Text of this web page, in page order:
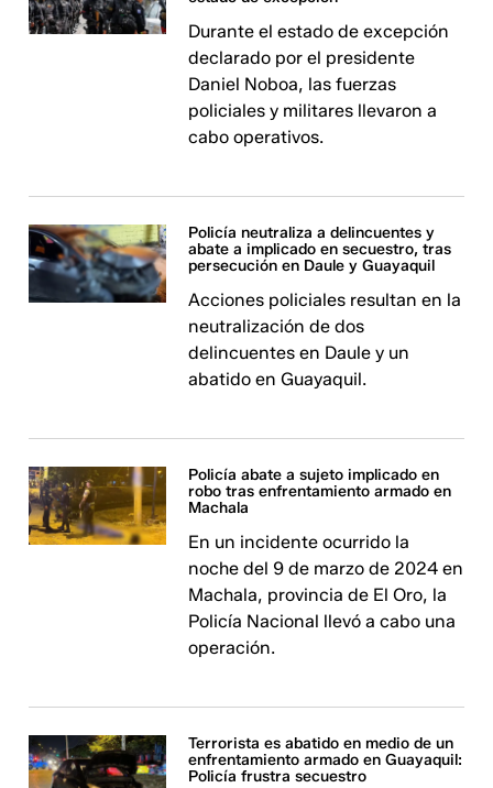
Durante el estado de excepción
declarado por el presidente
Daniel Noboa, las fuerzas
policiales y militares llevaron a
cabo operativos.
Policía neutraliza a delincuentes y
abate a implicado en secuestro, tras
persecución en Daule y Guayaquil
Acciones policiales resultan en la
neutralización de dos
delincuentes en Daule y un
abatido en Guayaquil.
Policía abate a sujeto implicado en
robo tras enfrentamiento armado en
Machala
En un incidente ocurrido la
noche del 9 de marzo de 2024 en
Machala, provincia de El Oro, la
Policía Nacional llevó a cabo una
operación.
Terrorista es abatido en medio de un
enfrentamiento armado en Guayaquil:
Policía frustra secuestro